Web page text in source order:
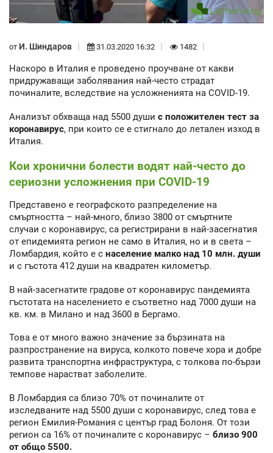
от И. Шиндаров 31.03.2020 16:32 1482
Наскоро в Италия е проведено проучване от какви
придружаващи заболявания най-често страдат
починалите, вследствие на усложненията на COVID-19.
Анализът обхваща над 5500 души с положителен тест за
коронавирус, при които се е стигнало до летален изход в
Италия.
Кои хронични болести водят най-често до
сериозни усложнения при COVID-19
Представено е географското разпределение на
смъртността – най-много, близо 3800 от смъртните
случаи с коронавирус, са регистрирани в най-засегнатия
от епидемията регион не само в Италия, но и в света –
Ломбардия, който е с население малко над 10 млн. души
и с гъстота 412 души на квадратен километър.
В най-засегнатите градове от коронавирус пандемията
гъстотата на населението е съответно над 7000 души на
кв. км. в Милано и над 3600 в Бергамо.
Това е от много важно значение за бързината на
разпространение на вируса, колкото повече хора и добре
развита транспортна инфраструктура, с толкова по-бързи
темпове нарастват заболелите.
В Ломбардия са близо 70% от починалите от
изследваните над 5500 души с коронавирус, след това е
регион Емилия-Романия с център град Болоня. От този
регион са 16% от починалите с коронавирус – близо 900
от общо 5500.